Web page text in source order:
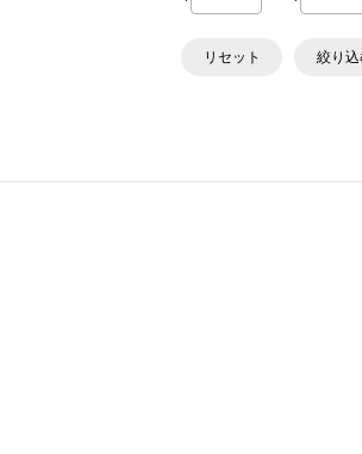
リセット 絞り込